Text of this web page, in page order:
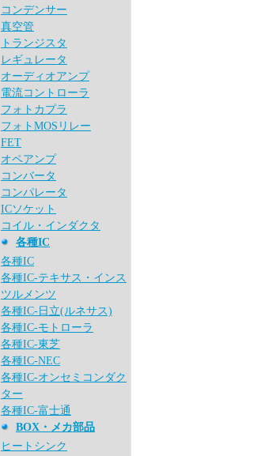
コンデンサー
真空管
トランジスタ
レギュレータ
オーディオアンプ
電流コントローラ
フォトカプラ
フォトMOSリレー
FET
オペアンプ
コンバータ
コンパレータ
ICソケット
コイル・インダクタ
各種IC
各種IC
各種IC-テキサス・インス
ツルメンツ
各種IC-日立(ルネサス)
各種IC-モトローラ
各種IC-東芝
各種IC-NEC
各種IC-オンセミコンダク
ター
各種IC-富士通
BOX・メカ部品
ヒートシンク